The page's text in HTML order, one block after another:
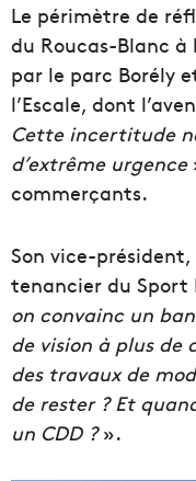
Le périmètre de
du Roucas-Blanc à
par le parc Borély
l’Escale, dont
Cette incertitude
d’extrême urgence
commerçants.
Son vice-
tenancier du Sport
on convainc un
de vision à plus de
des travaux de
de rester ? Et
un CDD ?».